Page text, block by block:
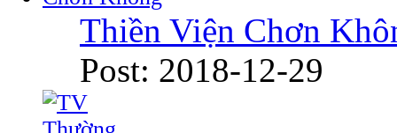
Thiền Viện Chơn
Post: 2018-12-29